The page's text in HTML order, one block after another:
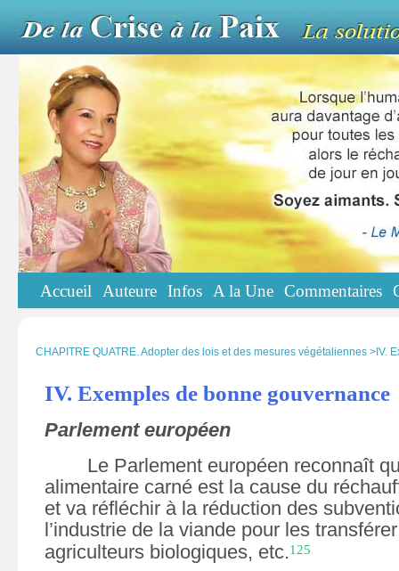
Accueil Auteure Infos A la Une Commentaires
CHAPITRE QUATRE. Adopter des lois et des mesures végétaliennes >IV.
IV. Exemples de bonne gouvernance
Parlement européen
Le Parlement européen reconnaît
alimentaire carné est la cause du
et va réfléchir à la réduction des
l’industrie de la viande pour les
agriculteurs biologiques, etc.125